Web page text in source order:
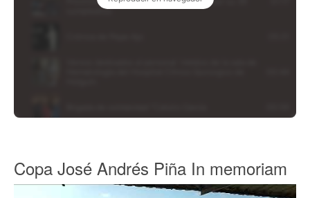
Copa José Andrés Piña In memoriam